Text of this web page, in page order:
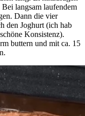
langsam laufendem
Dann die vier
den Joghurt (ich hab
Konsistenz).
buttern und mit ca. 15